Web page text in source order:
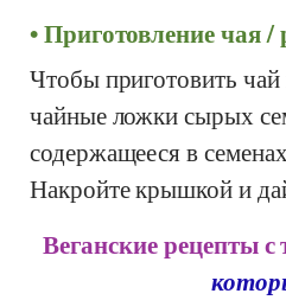
Приготовление чая /
Чтобы приготовить чай
чайные ложки сырых
содержащееся в
Накройте крышкой и
Веганские рецепты